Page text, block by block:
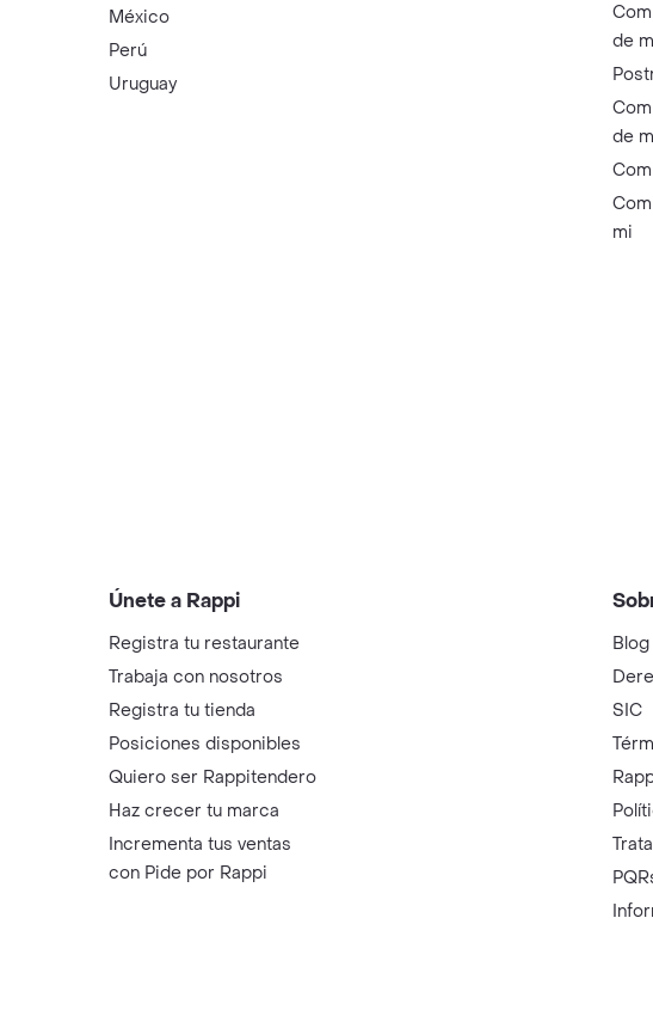
México
Perú
Uruguay
de
de
mi
Únete a Rappi
Registra tu restaurante
Trabaja con nosotros
Registra tu tienda
Posiciones disponibles
Quiero ser Rappitendero
Haz crecer tu marca
Incrementa tus ventas
con Pide por Rappi
Blog
SIC